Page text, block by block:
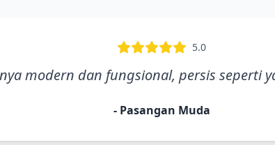
5.0
modern dan fungsional, persis seperti
- Pasangan Muda